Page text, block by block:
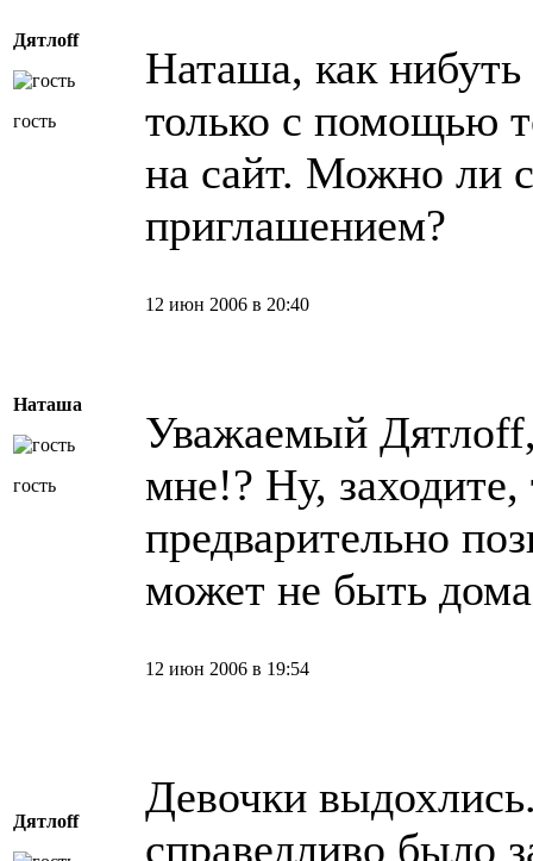
Дятлоff
гость
Наташа, как
только с помощью
на сайт. Можно ли
приглашением?
Наташа
гость
12 июн 2006 в 20:40
Уважаемый Дятлоff,
мне!? Ну, заходите,
предварительно
может не быть
Дятлоff
12 июн 2006 в 19:54
Девочки
справедливо было